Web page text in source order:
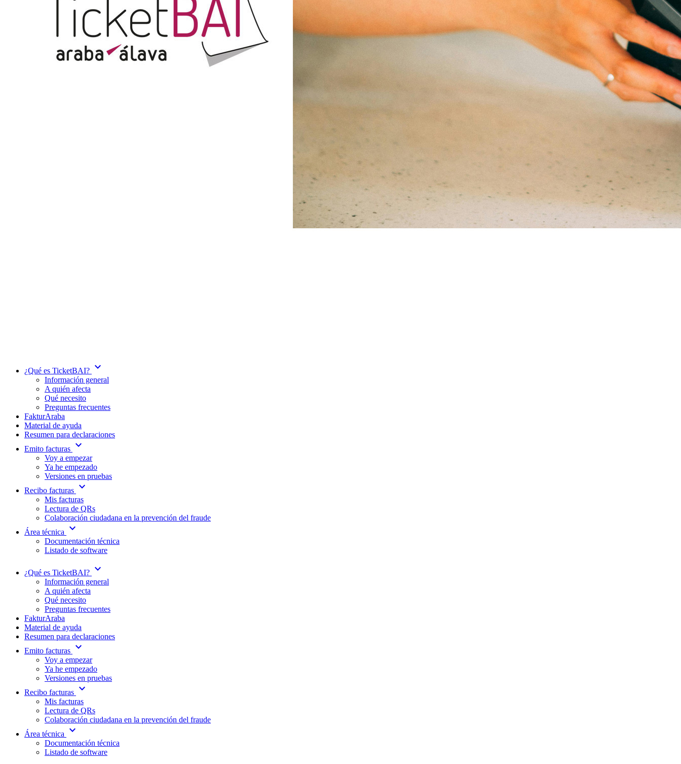
¿Qué es TicketBAI? expand_more
Información general
A quién afecta
Qué necesito
Preguntas frecuentes
FakturAraba
Material de ayuda
Resumen para declaraciones
Emito facturas expand_more
Voy a empezar
Ya he empezado
Versiones en pruebas
Recibo facturas expand_more
Mis facturas
Lectura de QRs
Colaboración ciudadana en la prevención del fraude
Área técnica
expand_more
Documentación técnica
Listado de software
¿Qué es TicketBAI? expand_more
Información general
A quién afecta
Qué necesito
Preguntas frecuentes
FakturAraba
Material de ayuda
Resumen para declaraciones
Emito facturas expand_more
Voy a empezar
Ya he empezado
Versiones en pruebas
Recibo facturas expand_more
Mis facturas
Lectura de QRs
Colaboración ciudadana en la prevención del fraude
Área técnica
expand_more
Documentación técnica
Listado de software